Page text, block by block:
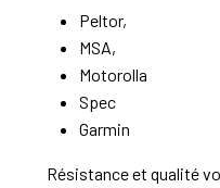
Peltor,
MSA,
Motorolla
Spec
Garmin
Résistance et qualité